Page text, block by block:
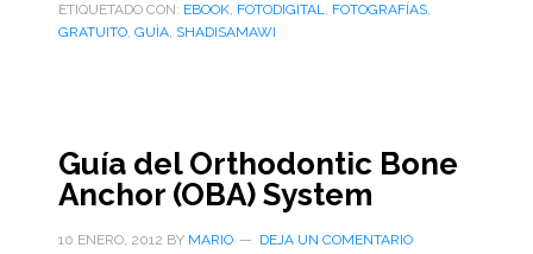
el
libro
to
Clinical
ETIQUETADO CON: EBOOK, FOTODIGITAL, FOTOGRAFÍAS,
GRATUITO, GUÌA, SHADISAMAWI
Guía del Orthodontic Bone
Anchor (OBA) System
10 ENERO, 2012 BY MARIO DEJA UN COMENTARIO